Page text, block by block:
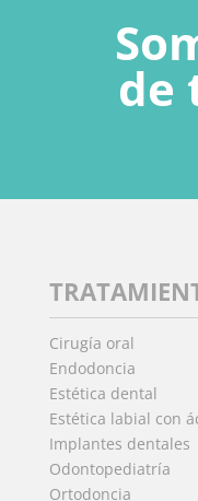
de
Cirugía oral
Endodoncia
Estética dental
Estética labial con
Implantes dentales
Odontopediatría
Ortodoncia